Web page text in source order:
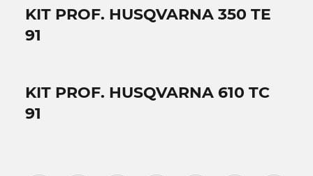
KIT PROF. HUSQVARNA 350 TE
91
KIT PROF. HUSQVARNA 610 TC
91